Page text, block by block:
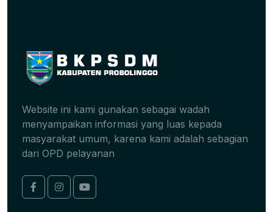
Website ini kami gunakan sebagai wadah
menyampaikan informasi yang luas kepada
masyarakat umum, karena kami adalah sebagian
dari OPD pelayanan